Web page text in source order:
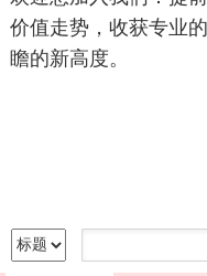
价值走势，收获专业
瞻的新高度。